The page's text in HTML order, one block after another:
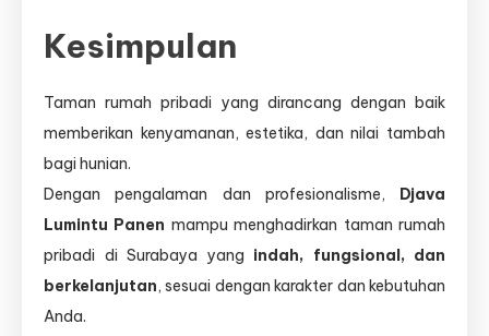
Kesimpulan
Taman rumah pribadi yang dirancang dengan baik
memberikan kenyamanan, estetika, dan nilai tambah
bagi hunian.
Dengan pengalaman dan profesionalisme, Djava
Lumintu Panen mampu menghadirkan taman rumah
pribadi di Surabaya yang indah, fungsional, dan
berkelanjutan, sesuai dengan karakter dan kebutuhan
Anda.